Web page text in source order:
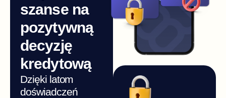
szanse na
pozytywną
decyzję
kredytową
Dzięki latom
doświadczeń